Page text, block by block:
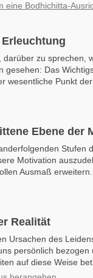
eine Bodhichitta-
zu sprechen,
gesehen: Das
wesentliche Punkt der
Ebene der
Stufen
Motivation
Ausmaß
Realität
Ursachen des
persönlich
auf diese Weise